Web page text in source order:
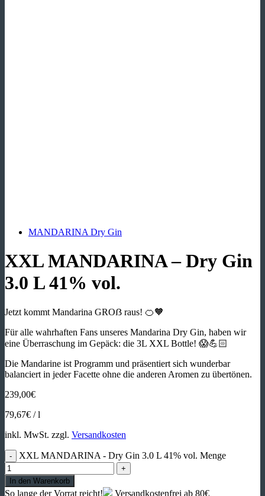
MANDARINA Dry Gin
XXL MANDARINA – Dry Gin
3.0 L 41% vol.
Jetzt kommt Mandarina GROẞ raus! 🍊🧡
Für alle wahrhaften Fans unseres Mandarina Dry Gin, haben wir
eine Überraschung im Gepäck: die 3L XXL Bottle! 😱💪🏻
Die Mandarine ist Programm und präsentiert sich wunderbar
balanciert in jeder Facette ohne die anderen Aromen zu übertönen.
239,00€
79,67€ /l
inkl. MwSt. zzgl. Versandkosten
XXL MANDARINA - Dry Gin 3.0 L 41% vol. Menge
In den Warenkorb
So lange der Vorrat reicht! Versandkostenfrei ab 80€